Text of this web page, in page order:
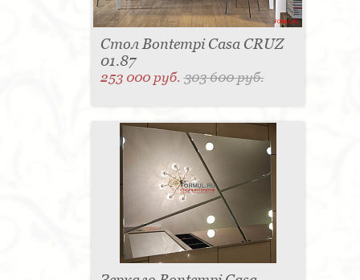
Стол Bontempi Casa CRUZ
01.87
253 000 руб.303 600 руб.